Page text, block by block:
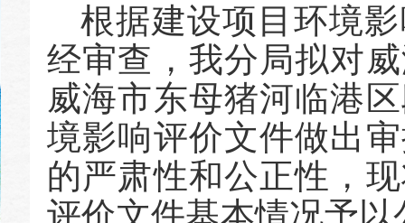
根据建设项目环境
经审查，我分局拟对
威海市东母猪河临港
境影响评价文件做出
的严肃性和公正性，
评价文件基本情况予以